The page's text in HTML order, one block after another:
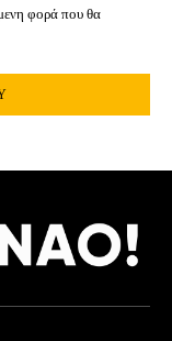
φορά που θα